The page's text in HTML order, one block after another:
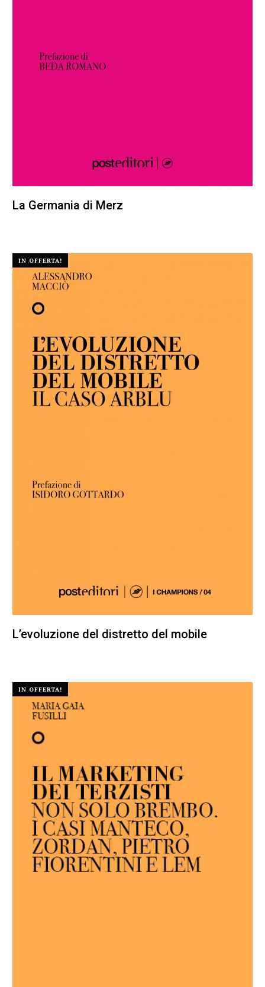
La Germania di Merz
IN OFFERTA!
L’evoluzione del distretto del mobile
IN OFFERTA!